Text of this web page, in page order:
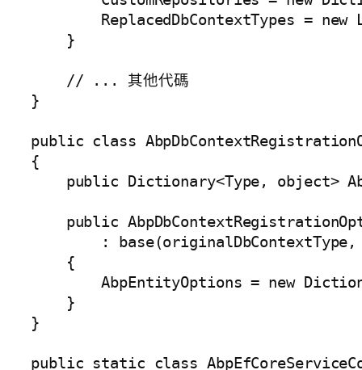
ReplacedDbContextTypes = new
    }
    // ... 其他代碼
}
public class
{
public Dictionary<Type, object>
public
: base(originalDbContextType,
    {
AbpEntityOptions = new
    }
}
public static class